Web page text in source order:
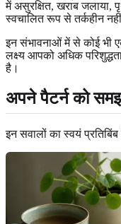
में असुरक्षित, खराब जलाया,
स्वचालित रूप से तर्कहीन
इन संभावनाओं में से कोई भी
लक्ष्य आपको अधिक
है।
अपने पैटर्न को
इन सवालों का स्वयं